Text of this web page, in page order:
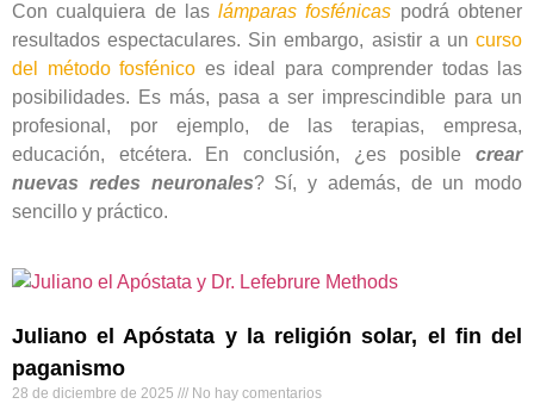
Con cualquiera de laslámparas fosfénicas podrá obtener
resultados espectaculares. Sin embargo, asistir a un curso
del método fosfénico es ideal para comprender todas las
posibilidades. Es más, pasa a ser imprescindible para un
profesional, por ejemplo, de las terapias, empresa,
educación, etcétera. En conclusión, ¿es posible crear
nuevas redes neuronales? Sí, y además, de un modo
sencillo y práctico.
Juliano el Apóstata y la religión solar, el fin del
paganismo
28 de diciembre de 2025 No hay comentarios